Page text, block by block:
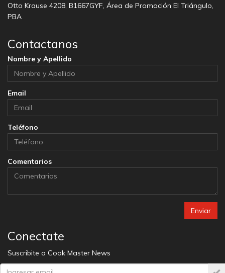
Otto Krause 4208, B1667GYF, Área de Promoción El Triángulo,
PBA
Contactanos
Nombre y Apellido
Email
Teléfono
Comentarios
Enviar
Conectate
Suscribite a Cook Master News